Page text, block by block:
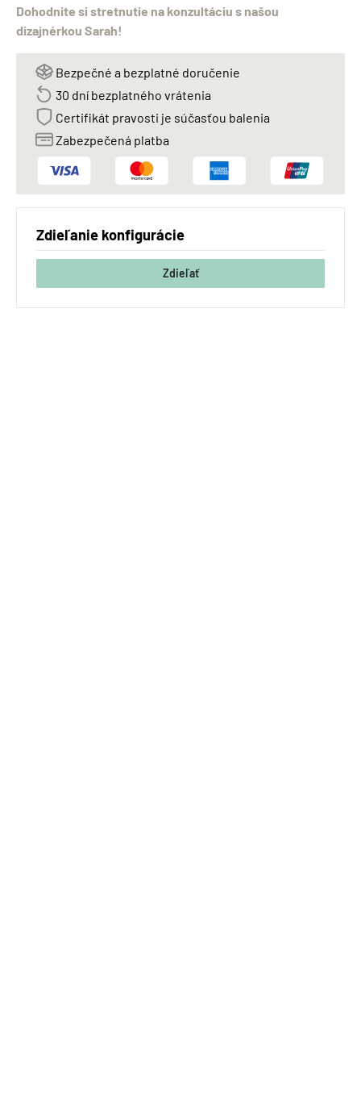
Dohodnite si stretnutie na konzultáciu s našou
dizajnérkou Sarah!
Bezpečné a bezplatné doručenie
30 dní bezplatného vrátenia
Certifikát pravosti je súčasťou balenia
Zabezpečená platba
Zdieľanie konfigurácie
Zdieľať